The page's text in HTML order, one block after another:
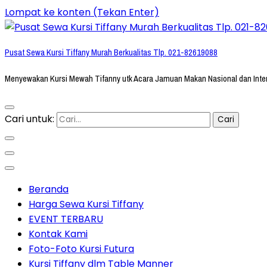
Lompat ke konten (Tekan Enter)
Pusat Sewa Kursi Tiffany Murah Berkualitas Tlp. 021-82619088
Menyewakan Kursi Mewah Tifanny utk Acara Jamuan Makan Nasional dan
Cari untuk:
Beranda
Harga Sewa Kursi Tiffany
EVENT TERBARU
Kontak Kami
Foto-Foto Kursi Futura
Kursi Tiffany dlm Table Manner